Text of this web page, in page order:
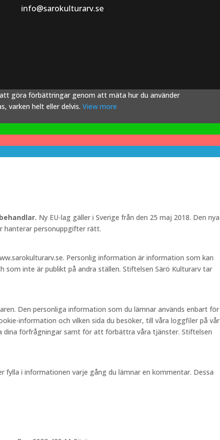
info@sarokulturarv.se
att göra förbättringar genom att mäta hur du använder
varken helt eller delvis. View more
Ny EU-lag gäller i Sverige från den 25 maj 2018. Den nya
hanterar personuppgifter rätt.
Personlig information är information som kan
inte är publikt på andra ställen. Stiftelsen Särö Kulturarv tar
Den personliga information som du lämnar används enbart för
information och vilken sida du besöker, till våra loggfiler på vår
dina förfrågningar samt för att förbättra våra tjänster. Stiftelsen
i informationen varje gång du lämnar en kommentar. Dessa